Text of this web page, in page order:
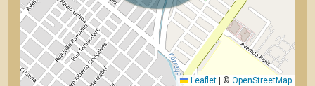
Leaflet | © OpenStreetMap